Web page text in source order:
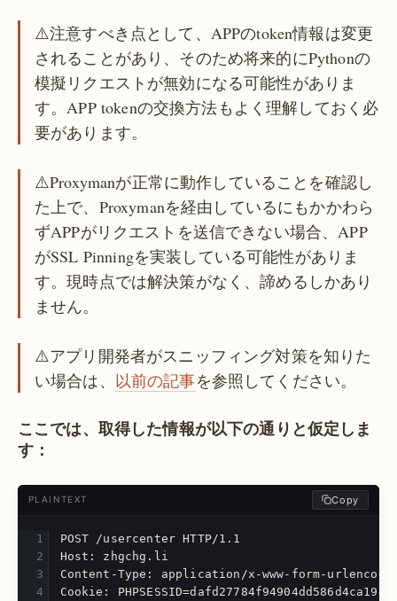
⚠️注意すべき点として、APPのtoken情報は変更
されることがあり、そのため将来的にPythonの
模擬リクエストが無効になる可能性がありま
す。APP tokenの交換方法もよく理解しておく必
要があります。
⚠️Proxymanが正常に動作していることを確認し
た上で、Proxymanを経由しているにもかかわら
ずAPPがリクエストを送信できない場合、APP
がSSL Pinningを実装している可能性がありま
す。現時点では解決策がなく、諦めるしかあり
ません。
⚠️アプリ開発者がスニッフィング対策を知りた
い場合は、 以前の記事を参照してください。
ここでは、取得した情報が以下の通りと仮定しま
す：
PLAINTEXT Copy
POST /usercenter HTTP/1.1
Host: zhgchg.li
Content-Type: application/x-www-form-
Cookie: